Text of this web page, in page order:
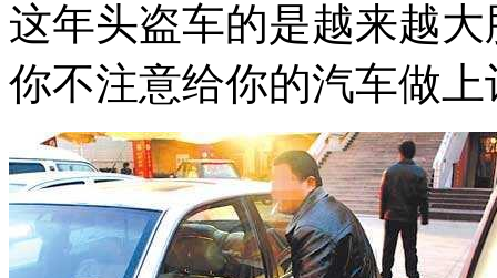
这年头盗车的是越来越
你不注意给你的汽车做